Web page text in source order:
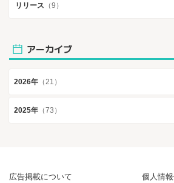
リリース （9）
アーカイブ
2026年 （21）
2025年 （73）
広告掲載について 個人情